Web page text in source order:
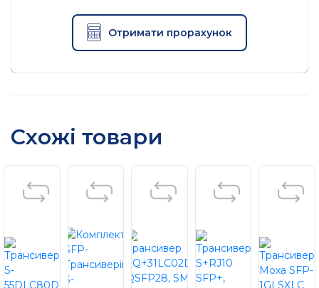
Отримати прорахунок
Схожі товари